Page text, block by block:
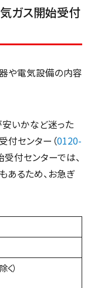
ガス開始受付
や電気設備の内容
いかなど迷った
付センター（0120-
受付センターでは、
あるため、お急ぎ
）